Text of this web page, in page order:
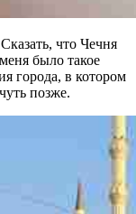
что Чечня
было такое
города, в котором
позже.